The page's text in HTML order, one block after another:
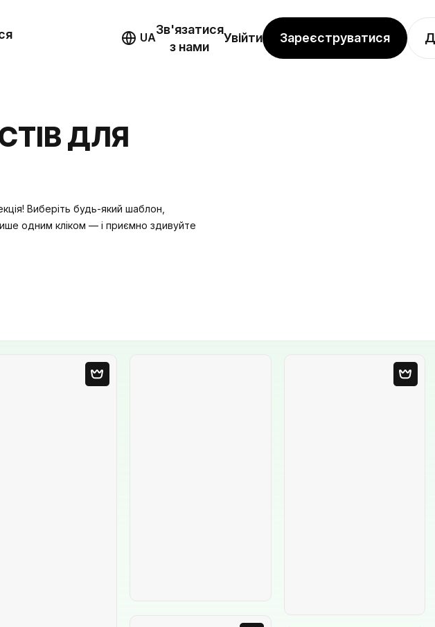
UA
Зв'язатися
з нами
Увійти Зареєструватися
ДЛЯ
Виберіть будь-який шаблон,
одним кліком — і приємно здивуйте